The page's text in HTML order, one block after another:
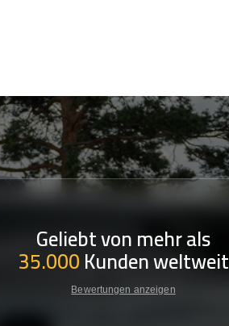
Geliebt von mehr als
35.000Kunden weltweit
Bewertungen anzeigen